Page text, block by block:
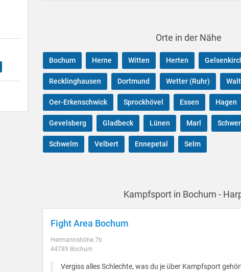
Orte in der Nähe
Bochum Herne Witten Herten
Recklinghausen Dortmund Wetter (Ruhr)
Oer-Erkenschwick Sprockhövel Essen Hagen
Gevelsberg Gladbeck Lünen Marl
Schwelm Velbert Ennepetal Selm
Kampfsport in Bochum -
Fight Area Bochum
Hermannshöhe 7b
44789 Bochum
Vergiss alles Schlechte, was du je über Kampfsport